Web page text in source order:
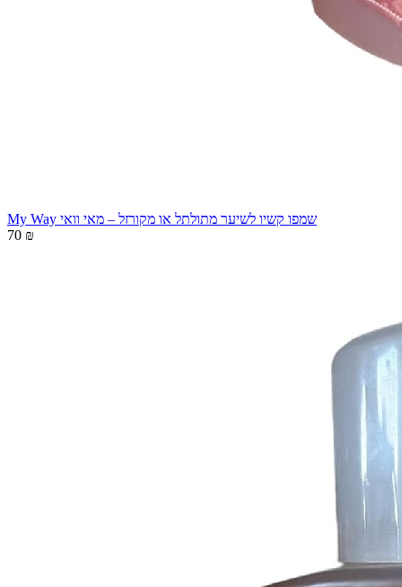
My Way שמפו קשיו לשיער מתולתל או מקורזל – מאי וואי
70 ₪